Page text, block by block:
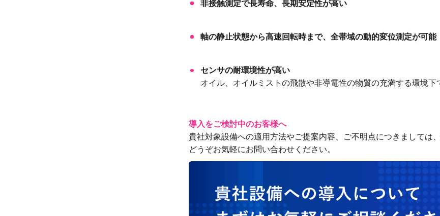
非接触測定で長寿命、長期安定性が高い
軸の静止状態から高速回転時まで、全帯域の動的変位測定が可能
センサの耐環境性が高い
オイル、オイルミストの飛散や非導電性の物質の充満する環境
導入をご検討中のお客様へ
貴社対象設備への適用方法やご提案内容、ご不明点につきましては
どうぞお気軽にお問い合わせください。